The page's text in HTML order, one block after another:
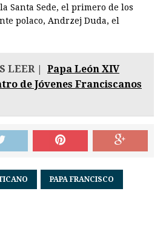
Santa Sede, el primero de los
polaco, Andrzej Duda, el
LEER |
Papa León XIV
de Jóvenes Franciscanos
PAPA FRANCISCO